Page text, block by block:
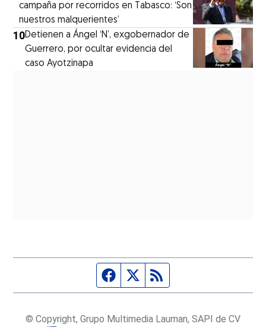
campaña por recorridos en Tabasco: ‘Son
nuestros malquerientes’
10Detienen a Ángel ‘N’, exgobernador de
Guerrero, por ocultar evidencia del
caso Ayotzinapa
Página de Facebook
Fuente Twitter
© Copyright, Grupo Multimedia Lauman, SAPI de CV